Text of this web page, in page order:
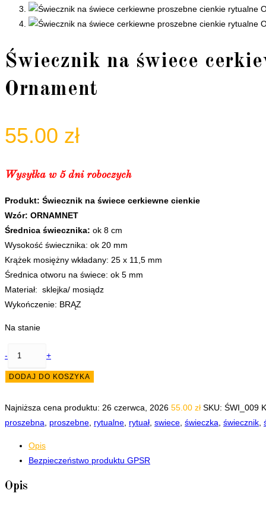
Świecznik na świece
Ornament
55.00 zł
Wysyłka w 5 dni roboczych
Produkt: Świecznik na świece cerkiewne cienkie
Wzór: ORNAMNET
Średnica świecznika: ok 8 cm
Wysokość świecznika: ok 20 mm
Krążek mosiężny wkładany: 25 x 11,5 mm
Średnica otworu na świece: ok 5 mm
Materiał: sklejka/ mosiądz
Wykończenie: BRĄZ
Na stanie
ilość
na
cerkiewne
proszebne
- +
DODAJ DO KOSZYKA
Najniższa cena produktu: 26 czerwca, 2026 55.00 zł SKU: ŚWI_009
proszebna, proszebne, rytualne, rytuał, swiece, świeczka, świecznik,
Opis
Bezpieczeństwo produktu GPSR
Opis